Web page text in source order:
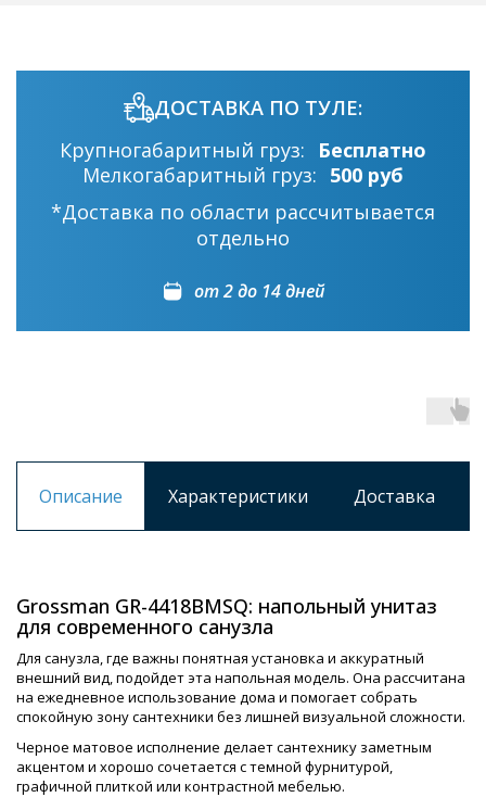
ДОСТАВКА ПО ТУЛЕ:
Крупногабаритный груз:
Бесплатно
Мелкогабаритный груз: 500 руб
*Доставка по области рассчитывается
отдельно
от 2 до 14 дней
Описание Характеристики Доставка
Grossman GR-4418BMSQ: напольный унитаз
для современного санузла
Для санузла, где важны понятная установка и аккуратный
внешний вид, подойдет эта напольная модель. Она рассчитана
на ежедневное использование дома и помогает собрать
спокойную зону сантехники без лишней визуальной сложности.
Черное матовое исполнение делает сантехнику заметным
акцентом и хорошо сочетается с темной фурнитурой,
графичной плиткой или контрастной мебелью.